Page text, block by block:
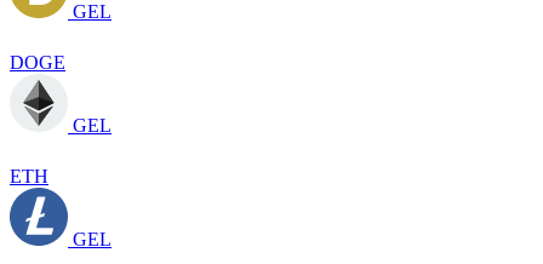
GEL
DOGE
GEL
ETH
GEL